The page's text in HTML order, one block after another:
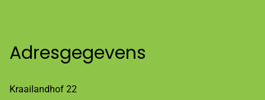
Adresgegevens
Kraailandhof 22